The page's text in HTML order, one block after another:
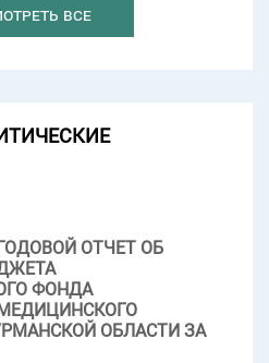
все
ОТЧЕТ ОБ
ФОНДА
ОБЛАСТИ ЗА